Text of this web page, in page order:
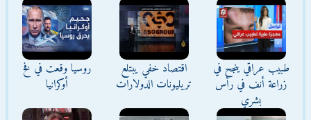
طبيب عراقي ينجح في
زراعة أنف في رأس
بشري
اقتصاد خفي يبتلع
تريليونات الدولارات
روسيا وقعت في فخ
أوكرانيا